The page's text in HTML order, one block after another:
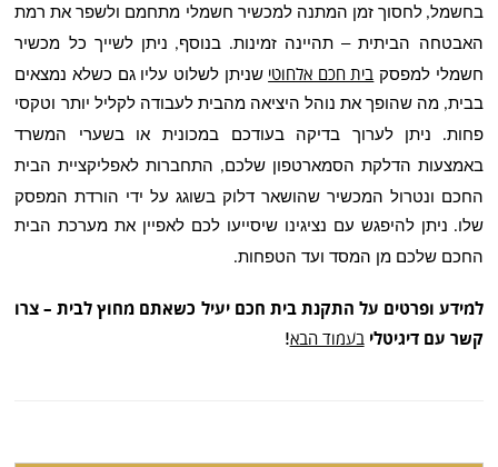
בחשמל,לחסוך זמן המתנה למכשיר חשמלי מתחמם ולשפר את רמת
האבטחה הביתית – תהיינה זמינות. בנוסף, ניתן לשייך כל מכשיר
חשמלי למפסק בית חכם אלחוטי שניתן לשלוט עליו גם כשלא נמצאים
בבית, מה שהופך את נוהל היציאה מהבית לעבודה לקליל יותר וטקסי
פחות. ניתן לערוך בדיקה בעודכם במכונית או בשערי המשרד
באמצעות הדלקת הסמארטפון שלכם, התחברות לאפליקציית הבית
החכם ונטרול המכשיר שהושאר דלוק בשוגג על ידי הורדת המפסק
שלו. ניתן להיפגש עם נציגינו שיסייעו לכם לאפיין את מערכת הבית
החכם שלכם מן המסד ועד הטפחות.
למידע ופרטים על התקנת בית חכם יעיל כשאתם מחוץ לבית – צרו
קשר עם דיגיטליבעמוד הבא!